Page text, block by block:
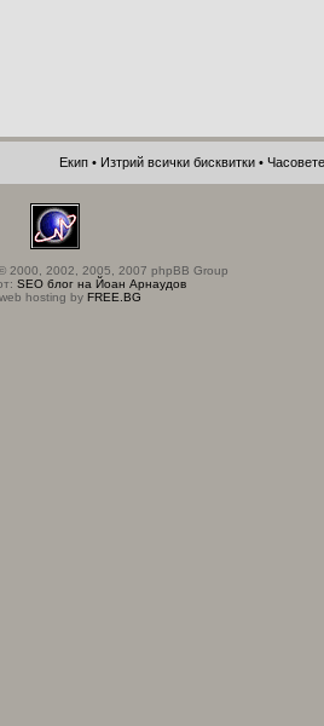
Екип • Изтрий всички бисквитки •
2000, 2002, 2005, 2007 phpBB Group
SEO блог на Йоан Арнаудов
hosting by FREE.BG